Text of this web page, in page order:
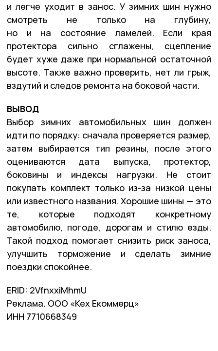
и легче уходит в занос. У зимних шин нужно
смотреть не только на глубину,
но и на состояние ламелей. Если края
протектора сильно сглажены, сцепление
будет хуже даже при нормальной остаточной
высоте. Также важно проверить, нет ли грыж,
вздутий и следов ремонта на боковой части.
ВЫВОД
Выбор зимних автомобильных шин должен
идти по порядку: сначала проверяется размер,
затем выбирается тип резины, после этого
оцениваются дата выпуска, протектор,
боковины и индексы нагрузки. Не стоит
покупать комплект только из-за низкой цены
или известного названия. Хорошие шины — это
те, которые подходят конкретному
автомобилю, погоде, дорогам и стилю езды.
Такой подход помогает снизить риск заноса,
улучшить торможение и сделать зимние
поездки спокойнее.
ERID: 2VfnxxiMhmU
Реклама. ООО «Кех Екоммерц»
ИНН 7710668349